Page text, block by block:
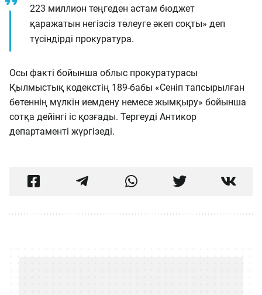
223 миллион теңгеден астам бюджет
қаражатын негізсіз төлеуге әкеп соқты» деп
түсіндірді прокуратура.
Осы факті бойынша облыс прокуратурасы
Қылмыстық кодекстің 189-бабы «Сеніп тапсырылған
бөтеннің мүлкін иемдену немесе жымқыру» бойынша
сотқа дейінгі іс қозғады. Тергеуді Антикор
департаменті жүргізеді.